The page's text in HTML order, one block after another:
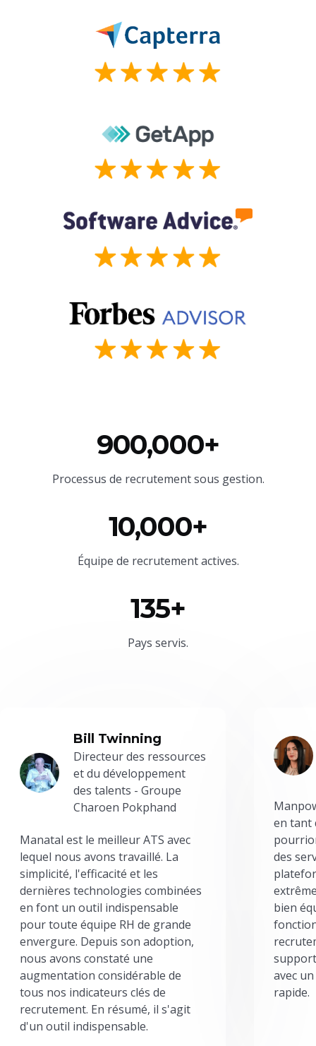
900,000+
Processus de recrutement sous gestion.
10,000+
Équipe de recrutement actives.
135+
Pays servis.
Bill Twinning
Directeur des ressources
et du développement
des talents - Groupe
Charoen Pokphand
Manatal est le meilleur ATS avec
lequel nous avons travaillé. La
simplicité, l'efficacité et les
dernières technologies combinées
en font un outil indispensable
pour toute équipe RH de grande
envergure. Depuis son adoption,
nous avons constaté une
augmentation considérable de
tous nos indicateurs clés de
recrutement. En résumé, il s'agit
d'un outil indispensable.
en tant
des
bien
avec
rapide.